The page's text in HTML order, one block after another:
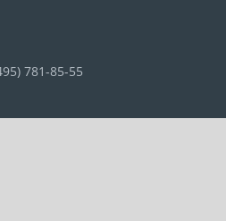
781-85-55